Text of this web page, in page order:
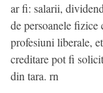
ar fi: salarii,
de persoanele fizice
profesiuni liberale,
creditare pot fi
din tara. rn